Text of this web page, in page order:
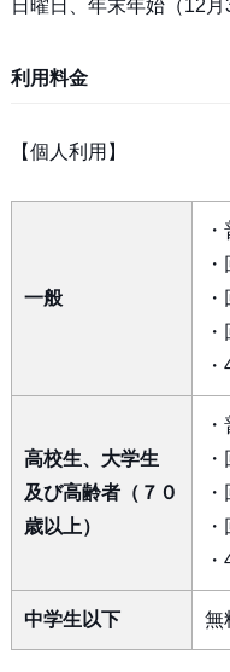
日曜日、年末年始（12月
利用料金
【個人利用】
一般
高校生、大学生
及び高齢者（７０
歳以上）
中学生以下 無